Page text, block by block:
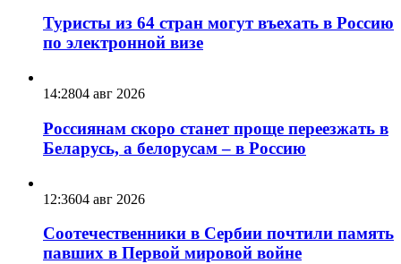
Туристы из 64 стран могут въехать в Россию
по электронной визе
14:2804 авг 2026
Россиянам скоро станет проще переезжать в
Беларусь, а белорусам – в Россию
12:3604 авг 2026
Соотечественники в Сербии почтили память
павших в Первой мировой войне